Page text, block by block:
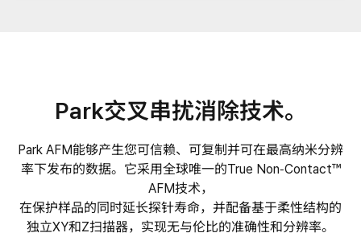
Park交叉串扰消除技术。
Park AFM能够产生您可信赖、可复制并可在最高纳米分辨
率下发布的数据。它采用全球唯一的True Non-Contact™
AFM技术，
在保护样品的同时延长探针寿命，并配备基于柔性结构的
独立XY和Z扫描器，实现无与伦比的准确性和分辨率。